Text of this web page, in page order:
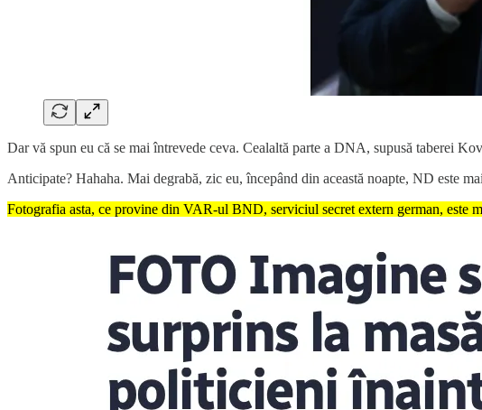
Dar vă spun eu că se mai întrevede ceva. Cealaltă parte a DNA, supusă taberei
Anticipate? Hahaha. Mai degrabă, zic eu, începând din această noapte, ND este
Fotografia asta, ce provine din VAR-ul BND, serviciul secret extern german, este